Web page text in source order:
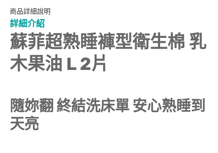
商品詳細說明
詳細介紹
蘇菲超熟睡褲型衛生棉 乳
木果油 L 2片
隨妳翻 終結洗床單 安心熟睡到
天亮